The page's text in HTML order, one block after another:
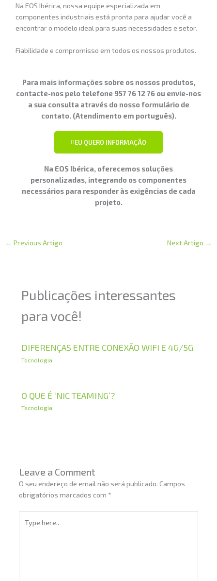
Na EOS Ibérica, nossa equipe especializada em
componentes industriais está pronta para ajudar você a
encontrar o modelo ideal para suas necessidades e setor.
Fiabilidade e compromisso em todos os nossos produtos.
Para mais informações sobre os nossos produtos,
contacte-nos pelo telefone 957 76 12 76 ou envie-nos
a sua consulta através do nosso formulário de
contato. (Atendimento em português).
EU QUERO INFORMAÇÃO
Na EOS Ibérica, oferecemos soluções
personalizadas, integrando os componentes
necessários para responder às exigências de cada
projeto.
← Previous Artigo Next Artigo →
Publicações interessantes
para você!
DIFERENÇAS ENTRE CONEXÃO WIFI E 4G/5G
Tecnologia
O QUE É ‘NIC TEAMING’?
Tecnologia
Leave a Comment
O seu endereço de email não será publicado. Campos
obrigatórios marcados com*
here..